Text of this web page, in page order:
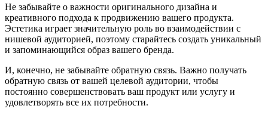
Не забывайте о важности оригинального дизайна и
креативного подхода к продвижению вашего продукта.
Эстетика играет значительную роль во взаимодействии с
нишевой аудиторией, поэтому старайтесь создать уникальный
и запоминающийся образ вашего бренда.
И, конечно, не забывайте обратную связь. Важно получать
обратную связь от вашей целевой аудитории, чтобы
постоянно совершенствовать ваш продукт или услугу и
удовлетворять все их потребности.